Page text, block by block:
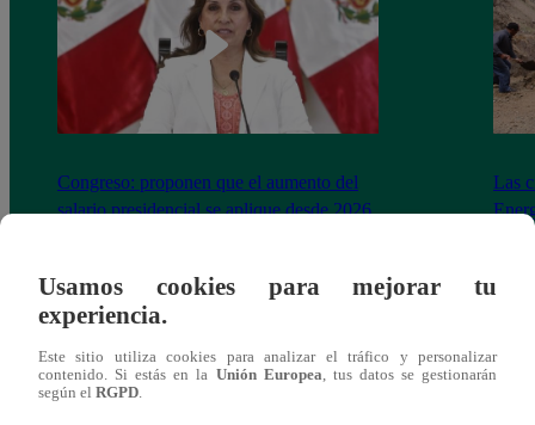
Congreso: proponen que el aumento del
salario presidencial se aplique desde 2026
Las
También te puede
Usamos cookies para mejorar tu
experiencia.
Este sitio utiliza cookies para analizar el tráfico y personalizar
contenido. Si estás en la Unión Europea, tus datos se gestionarán
según el RGPD.